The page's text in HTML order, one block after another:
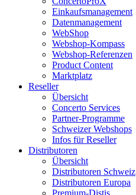
Einkaufsmanagement
Datenmanagement
WebShop
Webshop-Kompass
Webshop-Referenzen
Product Content
Marktplatz
Reseller
Übersicht
Concerto Services
Partner-Programme
Schweizer Webshops
Infos für Reseller
Distributoren
Übersicht
Distributoren Schweiz
Distributoren Europa
Premium-Distis